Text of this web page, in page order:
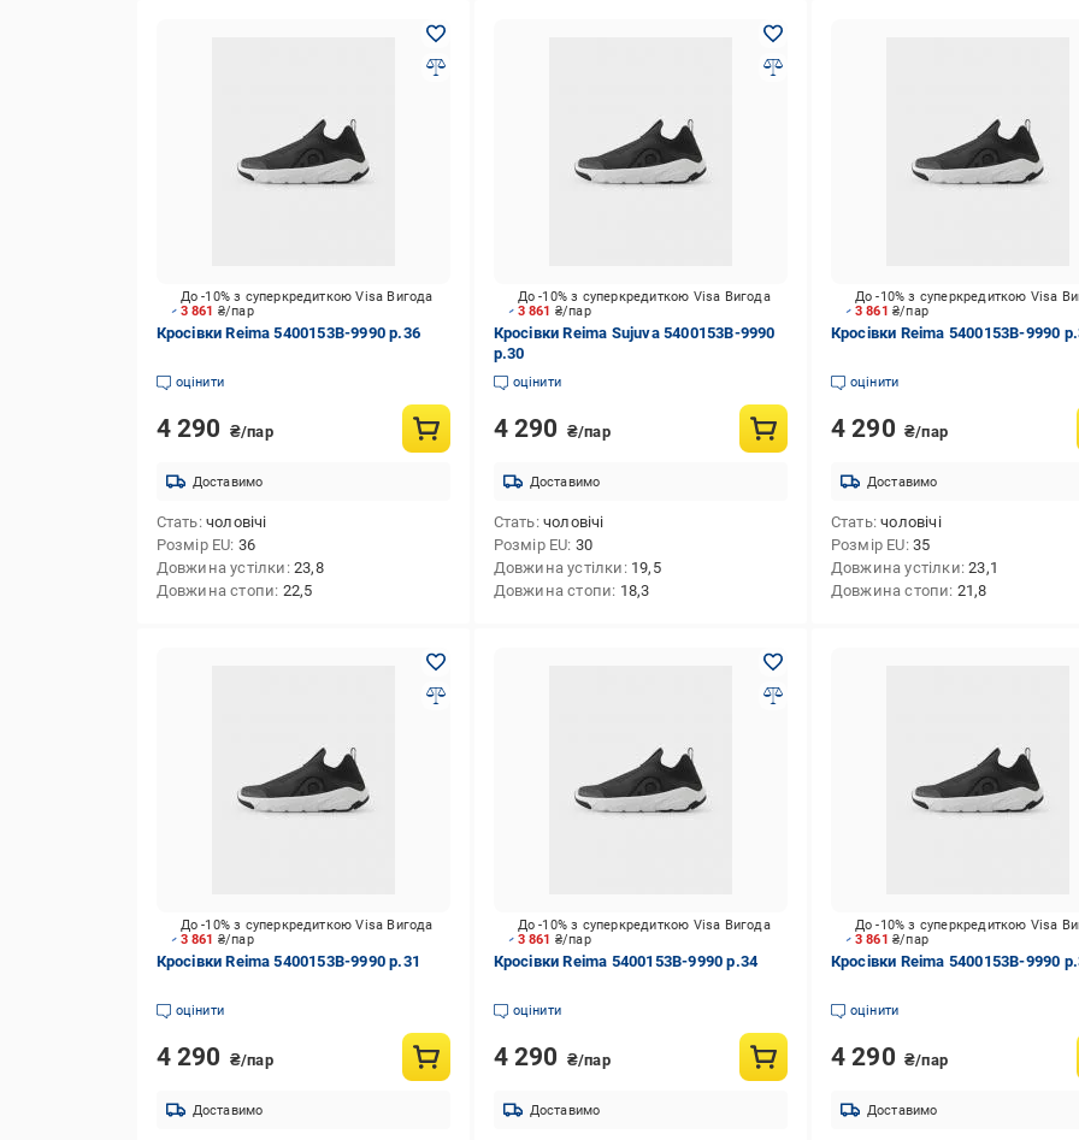
3 861 ₴/пар
До -10% з суперкредиткою Visa Вигода
Кросівки Reima 5400153B-9990 р.36
оцінити
4 290 ₴/пар
Доставимо
Стать чоловічі
Розмір EU 36
Довжина устілки 23,8
Довжина стопи 22,5
3 861 ₴/пар
До -10% з суперкредиткою Visa Вигода
Кросівки Reima Sujuva 5400153B-9990
р.30
оцінити
4 290 ₴/пар
Доставимо
Стать чоловічі
Розмір EU 30
Довжина устілки 19,5
Довжина стопи 18,3
3 861 ₴/пар
До -10% з суперкредиткою Visa
Кросівки Reima 5400153B-9990
оцінити
4 290 ₴/пар
Доставимо
Стать чоловічі
Розмір EU 35
Довжина устілки 23,1
Довжина стопи 21,8
3 861 ₴/пар
До -10% з суперкредиткою Visa Вигода
Кросівки Reima 5400153B-9990 р.31
оцінити
4 290 ₴/пар
Доставимо
3 861 ₴/пар
До -10% з суперкредиткою Visa Вигода
Кросівки Reima 5400153B-9990 р.34
оцінити
4 290 ₴/пар
Доставимо
3 861 ₴/пар
До -10% з суперкредиткою Visa
Кросівки Reima 5400153B-9990
оцінити
4 290 ₴/пар
Доставимо